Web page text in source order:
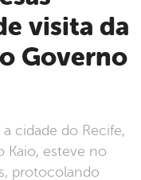
visita da
Governo
Kaio, esteve no
protocolando